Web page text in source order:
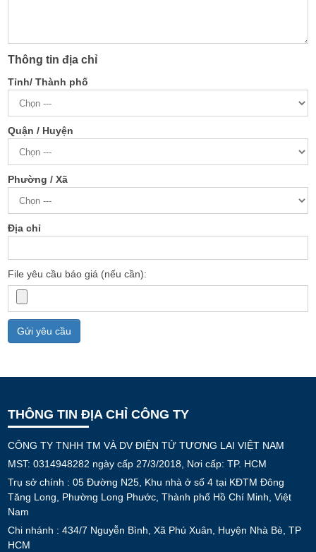
Thông tin địa chỉ
Tỉnh/ Thành phố
Quận / Huyện
Phường / Xã
Địa chỉ
File yêu cầu báo giá (nếu cần):
Gửi yêu cầu
THÔNG TIN ĐỊA CHỈ CÔNG TY
CÔNG TY TNHH TM VÀ DV ĐIỆN TỬ TƯƠNG LAI VIỆT NAM
MST: 0314948282 ngày cấp 27/3/2018, Nơi cấp: TP. HCM
Trụ sở chính : 05 Đường N25, Khu nhà ở số 4 tại KĐTM Đông
Tăng Long, Phường Long Phước, Thành phố Hồ Chí Minh, Việt
Nam
Chi nhánh : 434/7 Nguyễn Bình, Xã Phú Xuân, Huyện Nhà Bè, TP
HCM